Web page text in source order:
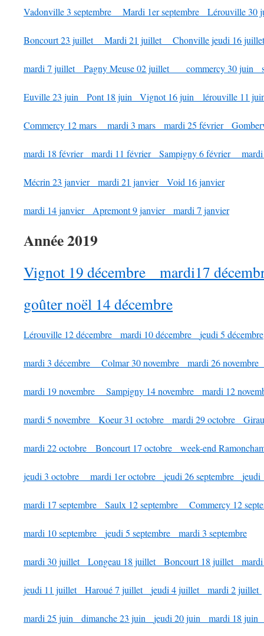
Vadonville 3 septembre Mardi 1er septembre Lérouville
Boncourt 23 juillet Mardi 21 juillet Chonville jeudi 16
mardi 7 juillet Pagny Meuse 02 juillet commercy 30 juin
Euville 23 juin Pont 18 juin Vignot 16 juin lérouville 11
Commercy 12 mars mardi 3 mars mardi 25 février
mardi 18 février mardi 11 février Sampigny 6 févriermardi
Mécrin 23 janvier mardi 21 janvier Void 16 janvier
mardi 14 janvier Apremont 9 janvier mardi 7 janvier
Année 2019
Vignot 19 décembre mardi17
goûter noël 14 décembre
Lérouville 12 décembre mardi 10 décembre jeudi 5 décembre
mardi 3 décembre Colmar 30 novembre mardi 26
mardi 19 novembre Sampigny 14 novembre mardi 12
mardi 5 novembre Koeur 31 octobre mardi 29 octobre
mardi 22 octobre Boncourt 17 octobre week-end
jeudi 3 octobre mardi 1er octobre jeudi 26 septembre jeudi
mardi 17 septembre Saulx 12 septembre Commercy 12
mardi 10 septembre jeudi 5 septembre mardi 3 septembre
mardi 30 juillet Longeau 18 juillet Boncourt 18 juillet
jeudi 11 juillet Haroué 7 juillet jeudi 4 juillet mardi 2 juillet
mardi 25 juin dimanche 23 juin jeudi 20 juin mardi 18